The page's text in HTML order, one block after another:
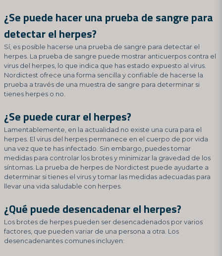
¿Se puede hacer una prueba de sangre para
detectar el herpes?
Sí, es posible hacerse una prueba de sangre para detectar el
herpes. La prueba de sangre puede mostrar anticuerpos contra el
virus del herpes, lo que indica que has estado expuesto al virus.
Nordictest ofrece una forma sencilla y confiable de hacerse la
prueba a través de una muestra de sangre para determinar si
tienes herpes o no.
¿Se puede curar el herpes?
Lamentablemente, en la actualidad no existe una cura para el
herpes. El virus del herpes permanece en el cuerpo de por vida
una vez que te has infectado. Sin embargo, puedes tomar
medidas para controlar los brotes y minimizar la gravedad de los
síntomas. La prueba de herpes de Nordictest puede ayudarte a
determinar si tienes el virus y tomar las medidas adecuadas para
llevar una vida saludable con herpes.
¿Qué puede desencadenar el herpes?
Los brotes de herpes pueden ser desencadenados por varios
factores, que pueden variar de una persona a otra. Los
desencadenantes comunes incluyen: